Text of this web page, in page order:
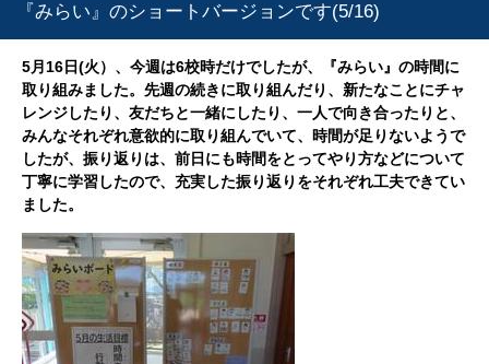
『みらい』のショートバージョンです(5/16)
5月16日(火）、今週は6校時だけでしたが、『みらい』の時間に
取り組みました。先週の続きに取り組んだり、新たなことにチャ
レンジしたり、友だちと一緒にしたり、一人で向き合ったりと、
みんなそれぞれ意欲的に取り組んでいて、時間が足りないようで
したが、振り返りは、前日にも時間をとってやり方などについて
丁寧に学習したので、充実した振り返りをそれぞれ工夫できてい
ました。